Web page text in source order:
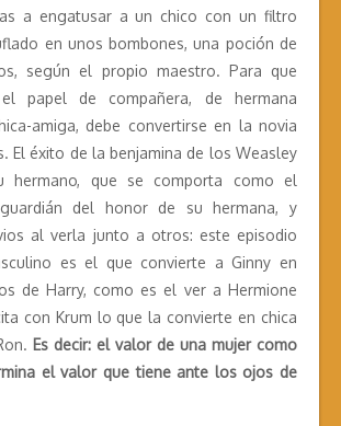
a engatusar a un chico con un filtro
en unos bombones, una poción de
según el propio maestro. Para que
papel de compañera, de hermana
amiga, debe convertirse en la novia
El éxito de la benjamina de los Weasley
hermano, que se comporta como el
del honor de su hermana, y
al verla junto a otros: este episodio
es el que convierte a Ginny en
de Harry, como es el ver a Hermione
con Krum lo que la convierte en chica
Es decir: el valor de una mujer como
el valor que tiene ante los ojos de